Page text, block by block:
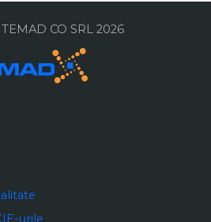
CO SRL 2026
urile